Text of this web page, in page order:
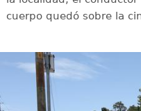
cuerpo quedó sobre la